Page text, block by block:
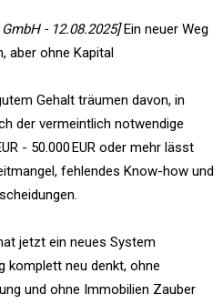
- 12.08.2025]Ein neuer Weg
aber ohne Kapital
Gehalt träumen davon, in
der vermeintlich notwendige
- 50.000 EUR oder mehr lässt
fehlendes Know-how und
jetzt ein neues System
komplett neu denkt, ohne
und ohne Immobilien Zauber